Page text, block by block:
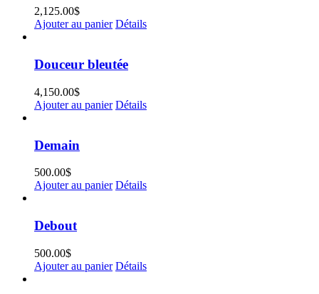
2,125.00$
Ajouter au panier Détails
Douceur bleutée
4,150.00$
Ajouter au panier Détails
Demain
500.00$
Ajouter au panier Détails
Debout
500.00$
Ajouter au panier Détails